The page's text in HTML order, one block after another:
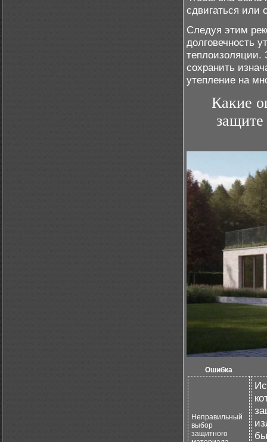
сдвигаться или
Следуя этим
долговечность
теплоизоляции.
сохранить
утепление на
Какие
защите
Ошибка
Неправильный
выбор
защитного